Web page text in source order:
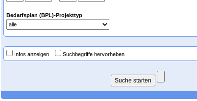
Bedarfsplan (BPL)-Projekttyp
Infos anzeigen Suchbegriffe hervorheben